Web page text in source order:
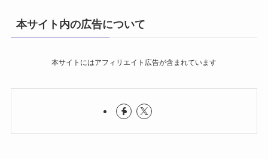
本サイト内の広告について
本サイトにはアフィリエイト広告が含まれています